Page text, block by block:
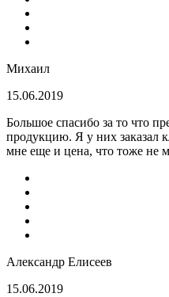
Михаил
15.06.2019
Большое спасибо за то что
продукцию. Я у них заказал
мне еще и цена, что тоже не
Александр Елисеев
15.06.2019